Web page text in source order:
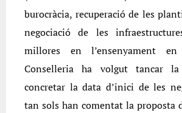
burocràcia, recuperació de les
negociació de les
millores en l’ensenyament
Conselleria ha volgut tancar
concretar la data d’inici de les
tan sols han comentat la proposta